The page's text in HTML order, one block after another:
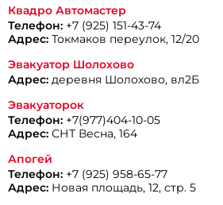
Квадро Автомастер
Телефон: +7 (925) 151-43-74
Адрес: Токмаков переулок, 12/20
Эвакуатор Шолохово
Адрес: деревня Шолохово, вл2Б
Эвакуаторок
Телефон: +7(977)404-10-05
Адрес: СНТ Весна, 164
Апогей
Телефон: +7 (925) 958-65-77
Адрес: Новая площадь, 12, стр. 5